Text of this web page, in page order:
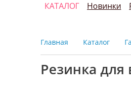
КАТАЛОГ Новинки
Главная Каталог
Резинка для